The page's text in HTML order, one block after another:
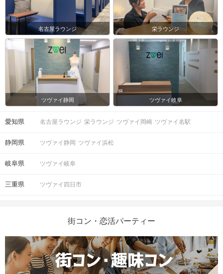
名古屋ラウンジ 栄ラウンジ
ツヴァイ静岡 ツヴァイ岐阜
愛知県 名古屋ラウンジ 栄ラウンジ ツヴァイ岡崎 ツヴァイ名駅
静岡県 ツヴァイ静岡 ツヴァイ浜松
岐阜県 ツヴァイ岐阜
三重県 ツヴァイ四日市
街コン・恋活パーティー